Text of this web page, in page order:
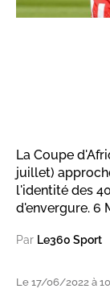
La Coupe
juillet)
l'identité des
d'envergure. 6
Par Le360 Sport
Le 17/06/2022 à